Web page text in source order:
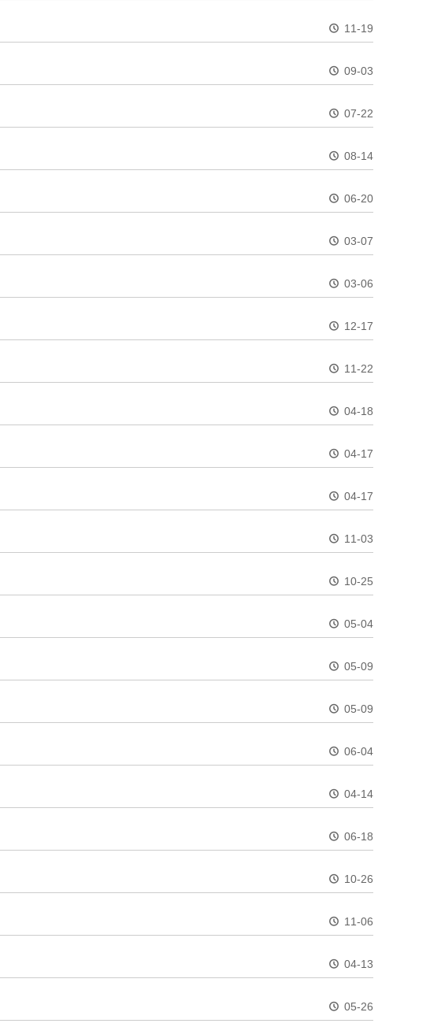
11-19
09-03
07-22
08-14
06-20
03-07
03-06
12-17
11-22
04-18
04-17
04-17
11-03
10-25
05-04
05-09
05-09
06-04
04-14
06-18
10-26
11-06
04-13
05-26